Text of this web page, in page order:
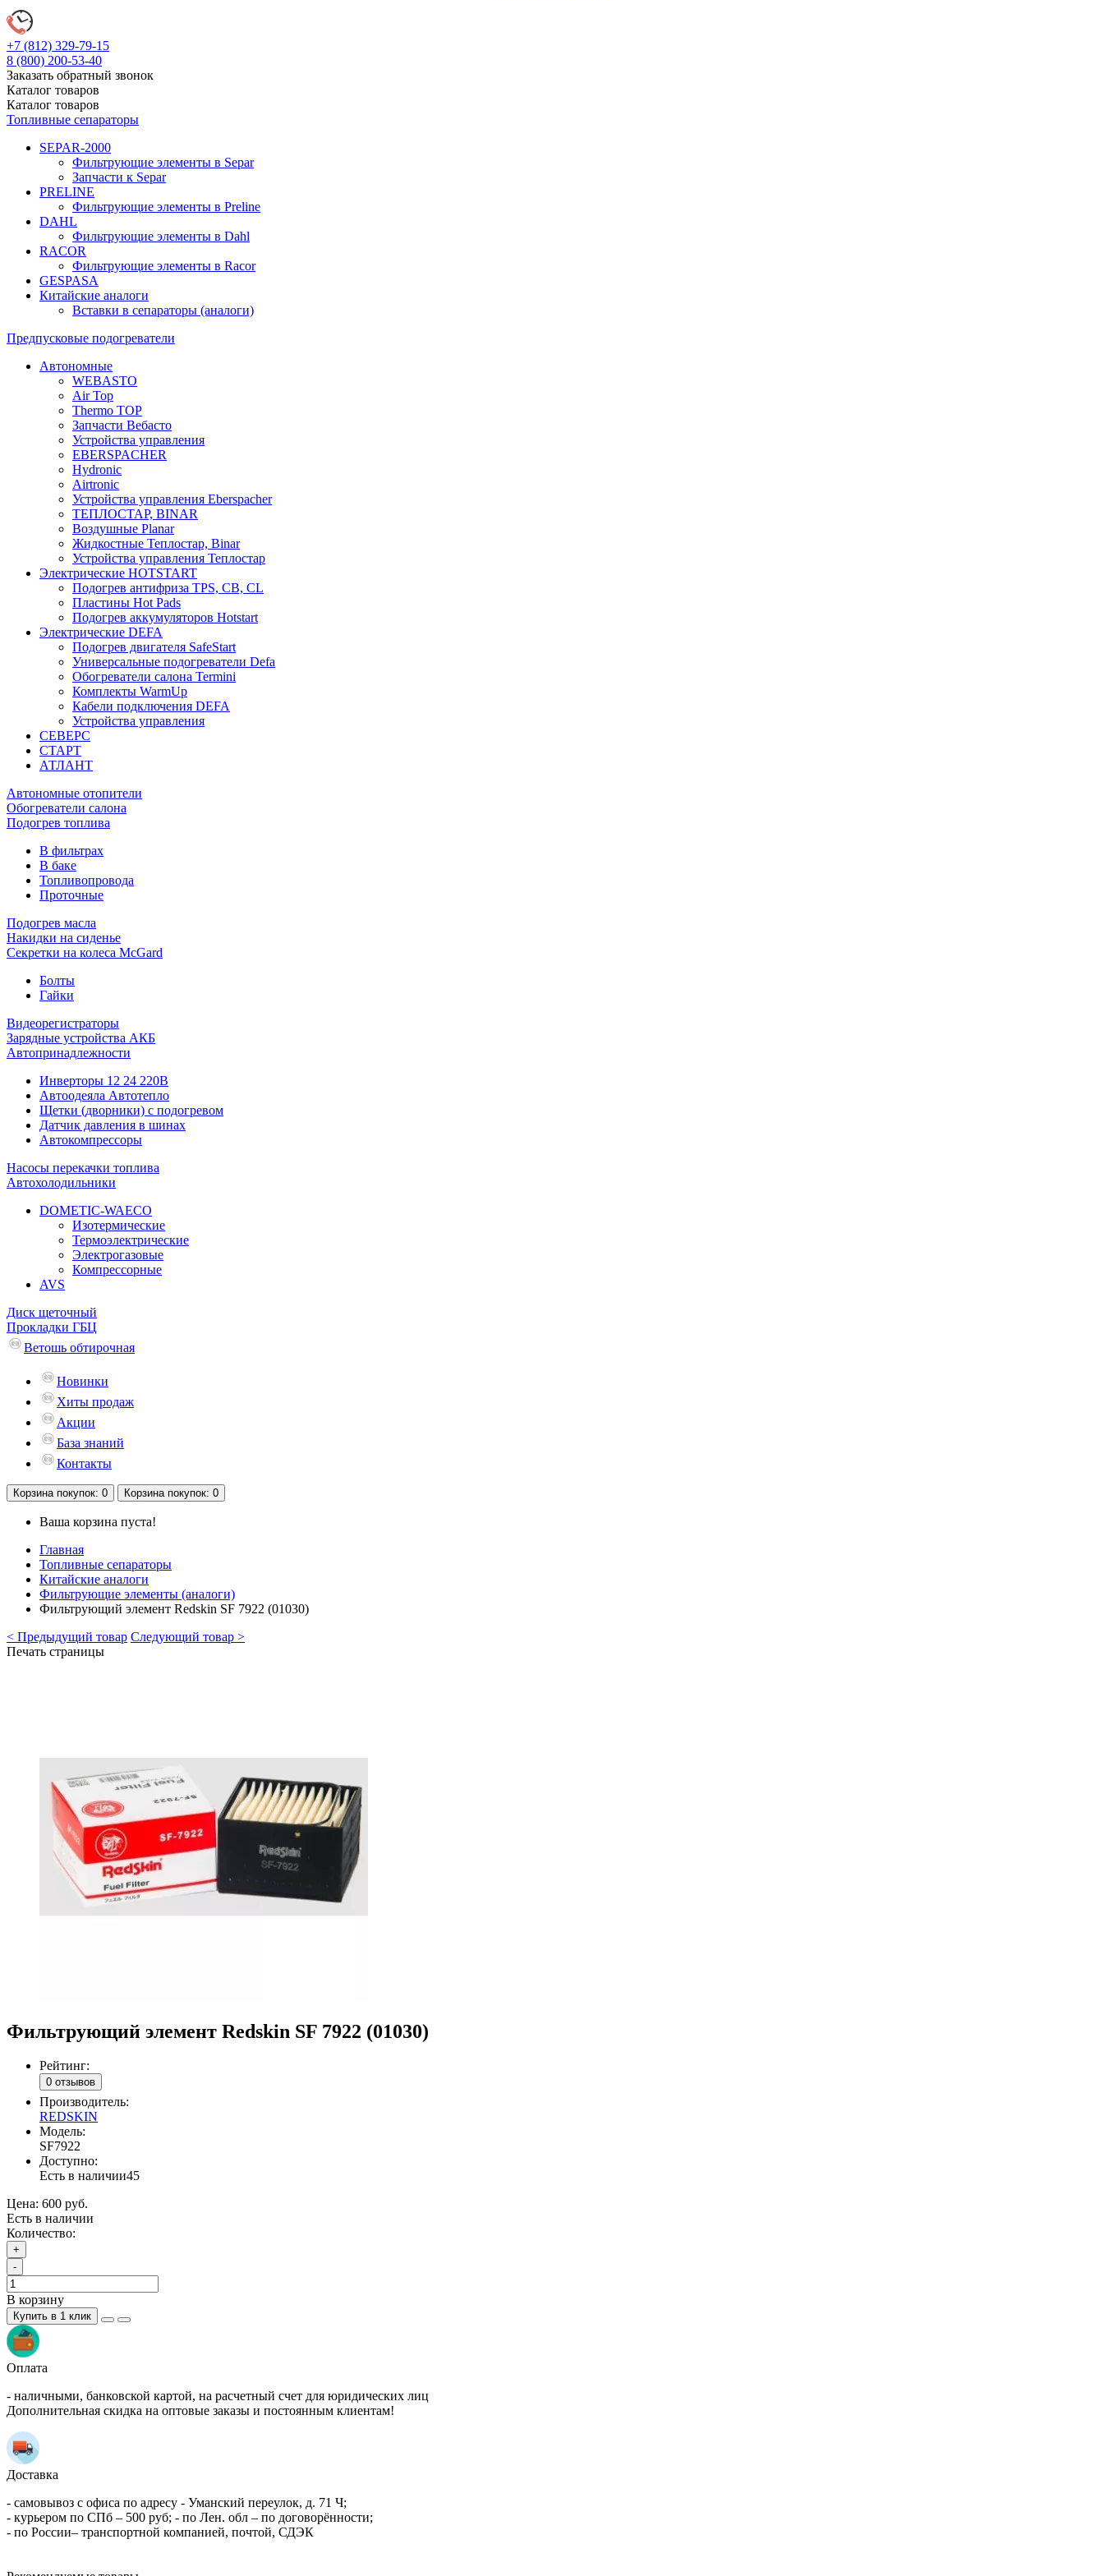
+7 (812) 329-79-15
8 (800) 200-53-40
Заказать обратный звонок
Каталог товаров
Каталог товаров
Топливные сепараторы
SEPAR-2000
Фильтрующие элементы в Separ
Запчасти к Separ
PRELINE
Фильтрующие элементы в Preline
DAHL
Фильтрующие элементы в Dahl
RACOR
Фильтрующие элементы в Racor
GESPASA
Китайские аналоги
Вставки в сепараторы (аналоги)
Предпусковые подогреватели
Автономные
WEBASTO
Air Top
Thermo TOP
Запчасти Вебасто
Устройства управления
EBERSPACHER
Hydronic
Airtronic
Устройства управления Eberspacher
ТЕПЛОСТАР, BINAR
Воздушные Planar
Жидкостные Теплостар, Binar
Устройства управления Теплостар
Электрические HOTSTART
Подогрев антифриза TPS, CB, CL
Пластины Hot Pads
Подогрев аккумуляторов Hotstart
Электрические DEFA
Подогрев двигателя SafeStart
Универсальные подогреватели Defa
Обогреватели салона Termini
Комплекты WarmUp
Кабели подключения DEFA
Устройства управления
СЕВЕРС
СТАРТ
АТЛАНТ
Автономные отопители
Обогреватели салона
Подогрев топлива
В фильтрах
В баке
Топливопровода
Проточные
Подогрев масла
Накидки на сиденье
Секретки на колеса McGard
Болты
Гайки
Видеорегистраторы
Зарядные устройства АКБ
Автопринадлежности
Инверторы 12 24 220В
Автоодеяла Автотепло
Щетки (дворники) с подогревом
Датчик давления в шинах
Автокомпрессоры
Насосы перекачки топлива
Автохолодильники
DOMETIC-WAECO
Изотермические
Термоэлектрические
Электрогазовые
Компрессорные
AVS
Диск щеточный
Прокладки ГБЦ
Ветошь обтирочная
Новинки
Хиты продаж
Акции
База знаний
Контакты
Корзина покупок: 0 Корзина покупок: 0
Ваша корзина пуста!
Главная
Топливные сепараторы
Китайские аналоги
Фильтрующие элементы (аналоги)
Фильтрующий элемент Redskin SF 7922 (01030)
< Предыдущий товар Следующий товар >
Печать страницы
Фильтрующий элемент Redskin SF 7922 (01030)
Рейтинг:
0 отзывов
Производитель:
REDSKIN
Модель:
SF7922
Доступно:
Есть в наличии45
Цена: 600 руб.
Есть в наличии
Количество:
+
-
В корзину
Купить в 1 клик
Оплата
- наличными, банковской картой, на расчетный счет для юридических лиц
Дополнительная скидка на оптовые заказы и постоянным клиентам!
Доставка
- самовывоз с офиса по адресу - Уманский переулок, д. 71 Ч;
- курьером по СПб – 500 руб; - по Лен. обл – по договорённости;
- по России– транспортной компанией, почтой, СДЭК